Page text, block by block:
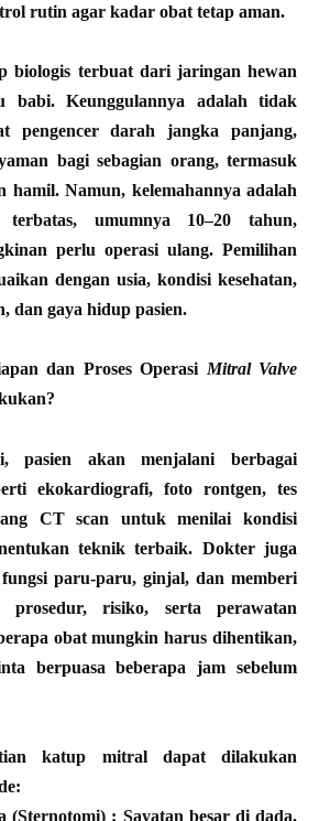
rutin agar kadar obat tetap aman.
biologis terbuat dari jaringan hewan
babi. Keunggulannya adalah tidak
pengencer darah jangka panjang,
bagi sebagian orang, termasuk
hamil. Namun, kelemahannya adalah
terbatas, umumnya 10–20 tahun,
perlu operasi ulang. Pemilihan
dengan usia, kondisi kesehatan,
dan gaya hidup pasien.
dan Proses Operasi Mitral Valve
pasien akan menjalani berbagai
ekokardiografi, foto rontgen, tes
CT scan untuk menilai kondisi
teknik terbaik. Dokter juga
paru-paru, ginjal, dan memberi
prosedur, risiko, serta perawatan
obat mungkin harus dihentikan,
berpuasa beberapa jam sebelum
katup mitral dapat dilakukan
(Sternotomi) : Sayatan besar di dada,